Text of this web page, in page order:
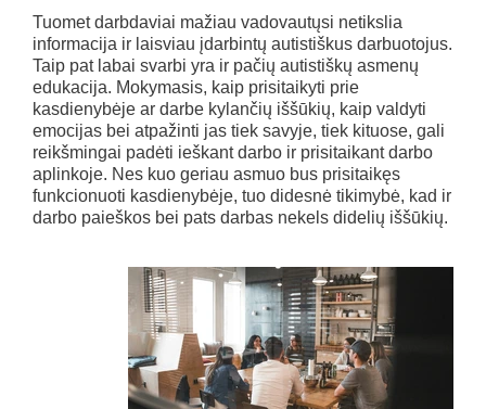
Tuomet darbdaviai mažiau vadovautųsi netikslia
informacija ir laisviau įdarbintų autistiškus darbuotojus.
Taip pat labai svarbi yra ir pačių autistiškų asmenų
edukacija. Mokymasis, kaip prisitaikyti prie
kasdienybėje ar darbe kylančių iššūkių, kaip valdyti
emocijas bei atpažinti jas tiek savyje, tiek kituose, gali
reikšmingai padėti ieškant darbo ir prisitaikant darbo
aplinkoje. Nes kuo geriau asmuo bus prisitaikęs
funkcionuoti kasdienybėje, tuo didesnė tikimybė, kad ir
darbo paieškos bei pats darbas nekels didelių iššūkių.